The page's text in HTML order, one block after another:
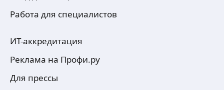
Работа для специалистов
ИТ-аккредитация
Реклама на Профи.ру
Для прессы